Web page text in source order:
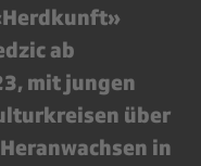
ab
mit jungen
über
in